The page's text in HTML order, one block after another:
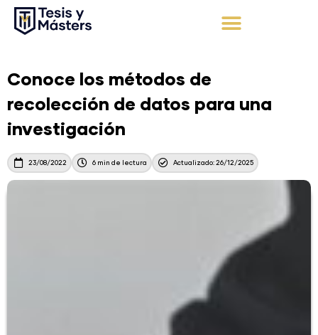
Conoce los métodos de
recolección de datos para una
investigación
23/08/2022 6 min de lectura Actualizado: 26/12/2025